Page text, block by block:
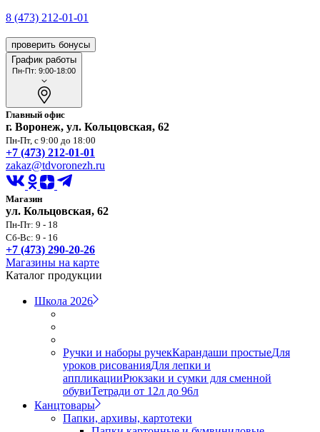
8 (473) 212-01-01
проверить бонусы
График работы
Пн-Пт: 9:00-18:00
Главный офис
г. Воронеж, ул. Кольцовская, 62
Пн-Пт, с 9:00 до 18:00
+7 (473) 212-01-01
zakaz@tdvoronezh.ru
Магазин
ул. Кольцовская, 62
Пн-Пт: 9 - 18
Сб-Вс: 9 - 16
+7 (473) 290-20-26
Магазины на карте
Каталог продукции
Школа 2026
Ручки и наборы ручекКарандаши простыеДля
уроков рисованияДля лепки и
аппликацииРюкзаки и сумки для сменной
обувиТетради от 12л до 96л
Канцтовары
Папки, архивы, картотеки